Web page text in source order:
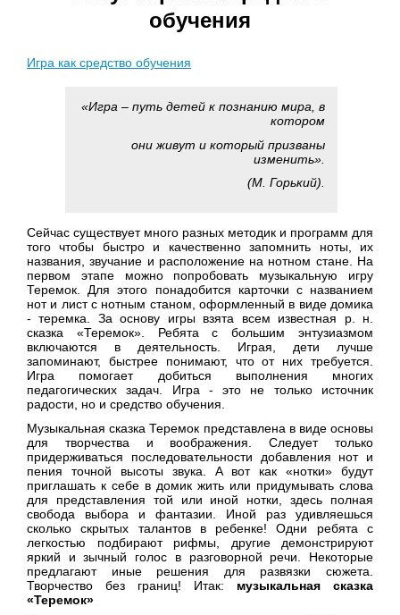
обучения
Игра как средство обучения
«Игра – путь детей к познанию мира, в
котором
они живут и который призваны
изменить».
(М. Горький).
Сейчас существует много разных методик и программ для
того чтобы быстро и качественно запомнить ноты, их
названия, звучание и расположение на нотном стане. На
первом этапе можно попробовать музыкальную игру
Теремок. Для этого понадобится карточки с названием
нот и лист с нотным станом, оформленный в виде домика
- теремка. За основу игры взята всем известная р. н.
сказка «Теремок». Ребята с большим энтузиазмом
включаются в деятельность. Играя, дети лучше
запоминают, быстрее понимают, что от них требуется.
Игра помогает добиться выполнения многих
педагогических задач.
Игра - это не только источник
радости, но и средство обучения.
Музыкальная сказка Теремок представлена в виде основы
для творчества и воображения. Следует только
придерживаться последовательности добавления нот и
пения точной высоты звука. А вот как «нотки» будут
приглашать к себе в домик жить или придумывать слова
для представления той или иной нотки, здесь полная
свобода выбора и фантазии. Иной раз удивляешься
сколько скрытых талантов в ребенке! Одни ребята с
легкостью подбирают рифмы, другие демонстрируют
яркий и зычный голос в разговорной речи. Некоторые
предлагают иные решения для развязки сюжета.
Творчество без границ! Итак: музыкальная сказка
«Теремок»